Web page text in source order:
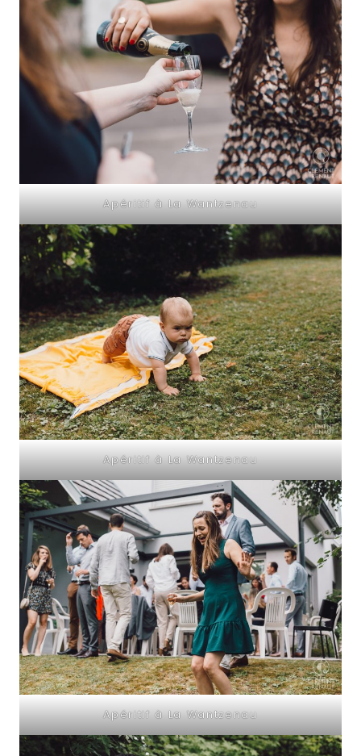
Apéritif à La Wantzenau
Apéritif à La Wantzenau
Apéritif à La Wantzenau